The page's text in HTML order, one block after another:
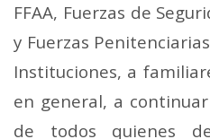
FFAA, Fuerzas de
y Fuerzas
Instituciones, a
en general, a
de todos quienes